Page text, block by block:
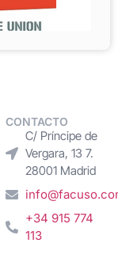
CONTACTO
C/ Príncipe de
Vergara, 13 7.
28001 Madrid
+34 915 774
113